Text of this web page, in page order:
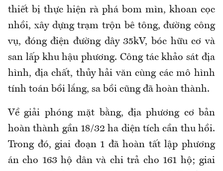
thiết bị thực hiện rà phá bom mìn, khoan cọc
nhồi, xây dựng trạm trộn bê tông, đường công
vụ, đóng điện đường dây 35kV, bóc hữu cơ và
san lấp khu hậu phương. Công tác khảo sát địa
hình, địa chất, thủy hải văn cùng các mô hình
tính toán bồi lắng, sa bồi cũng đã hoàn thành.
Về giải phóng mặt bằng, địa phương cơ bản
hoàn thành gần 18/32 ha diện tích cần thu hồi.
Trong đó, giai đoạn 1 đã hoàn tất lập phương
án cho 163 hộ dân và chi trả cho 161 hộ; giai